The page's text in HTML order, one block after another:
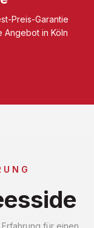
Preis-Garantie
Angebot in Köln